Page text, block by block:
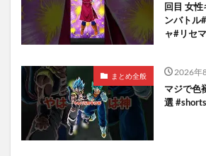
回目 女性
ンバトル
ャ#リセ
まとめ全般 2026年
マジで色
選